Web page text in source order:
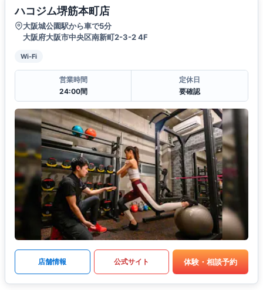
ハコジム堺筋本町店
大阪城公園駅から車で5分
大阪府大阪市中央区南新町2-3-2 4F
Wi-Fi
営業時間
24:00間
定休日
要確認
店舗情報 公式サイト 体験・相談予約